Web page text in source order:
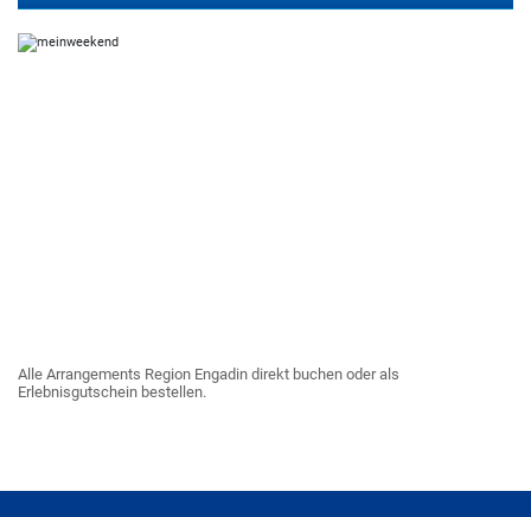
Alle Arrangements Region Engadin direkt buchen oder als
Erlebnisgutschein bestellen.